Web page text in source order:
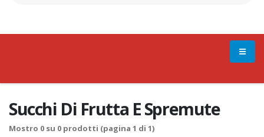
Succhi Di Frutta E Spremute
Mostro 0 su 0 prodotti (pagina 1 di 1)